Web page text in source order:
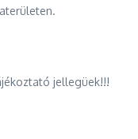
jellegüek!!!